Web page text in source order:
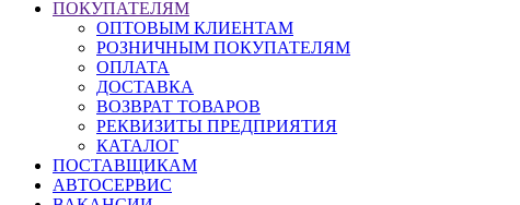
ПОКУПАТЕЛЯМ
ОПТОВЫМ КЛИЕНТАМ
РОЗНИЧНЫМ ПОКУПАТЕЛЯМ
ОПЛАТА
ДОСТАВКА
ВОЗВРАТ ТОВАРОВ
РЕКВИЗИТЫ ПРЕДПРИЯТИЯ
КАТАЛОГ
ПОСТАВЩИКАМ
АВТОСЕРВИС